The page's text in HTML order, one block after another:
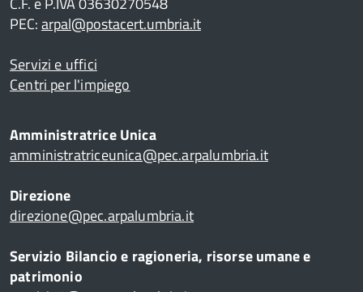
PEC:arpal@postacert.umbria.it
Servizi e uffici
Centri per l'impiego
Amministratrice Unica
amministratriceunica@pec.arpalumbria.it
Direzione
direzione@pec.arpalumbria.it
Servizio Bilancio e ragioneria, risorse umane e
patrimonio